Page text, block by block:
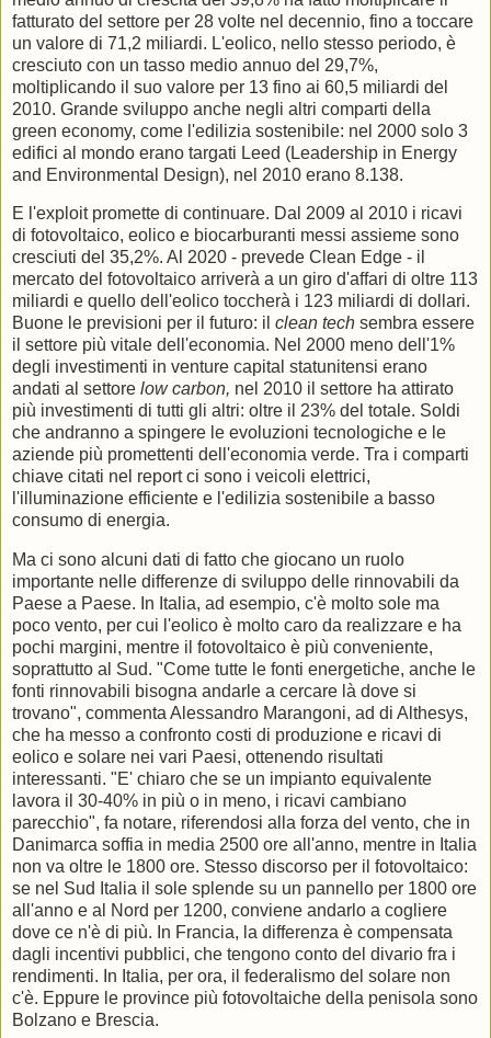
fatturato del settore per 28 volte nel decennio, fino a toccare
un valore di 71,2 miliardi. L'eolico, nello stesso periodo, è
cresciuto con un tasso medio annuo del 29,7%,
moltiplicando il suo valore per 13 fino ai 60,5 miliardi del
2010. Grande sviluppo anche negli altri comparti della
green economy, come l'edilizia sostenibile: nel 2000 solo 3
edifici al mondo erano targati Leed (Leadership in Energy
and Environmental Design), nel 2010 erano 8.138.
E l'exploit promette di continuare. Dal 2009 al 2010 i ricavi
di fotovoltaico, eolico e biocarburanti messi assieme sono
cresciuti del 35,2%. Al 2020 - prevede Clean Edge - il
mercato del fotovoltaico arriverà a un giro d'affari di oltre 113
miliardi e quello dell'eolico toccherà i 123 miliardi di dollari.
Buone le previsioni per il futuro: il clean tech sembra essere
il settore più vitale dell'economia. Nel 2000 meno dell'1%
degli investimenti in venture capital statunitensi erano
andati al settore low carbon, nel 2010 il settore ha attirato
più investimenti di tutti gli altri: oltre il 23% del totale. Soldi
che andranno a spingere le evoluzioni tecnologiche e le
aziende più promettenti dell'economia verde. Tra i comparti
chiave citati nel report ci sono i veicoli elettrici,
l'illuminazione efficiente e l'edilizia sostenibile a basso
consumo di energia.
Ma ci sono alcuni dati di fatto che giocano un ruolo
importante nelle differenze di sviluppo delle rinnovabili da
Paese a Paese. In Italia, ad esempio, c'è molto sole ma
poco vento, per cui l'eolico è molto caro da realizzare e ha
pochi margini, mentre il fotovoltaico è più conveniente,
soprattutto al Sud. "Come tutte le fonti energetiche, anche le
fonti rinnovabili bisogna andarle a cercare là dove si
trovano", commenta Alessandro Marangoni, ad di Althesys,
che ha messo a confronto costi di produzione e ricavi di
eolico e solare nei vari Paesi, ottenendo risultati
interessanti. "E' chiaro che se un impianto equivalente
lavora il 30-40% in più o in meno, i ricavi cambiano
parecchio", fa notare, riferendosi alla forza del vento, che in
Danimarca soffia in media 2500 ore all'anno, mentre in Italia
non va oltre le 1800 ore. Stesso discorso per il fotovoltaico:
se nel Sud Italia il sole splende su un pannello per 1800 ore
all'anno e al Nord per 1200, conviene andarlo a cogliere
dove ce n'è di più. In Francia, la differenza è compensata
dagli incentivi pubblici, che tengono conto del divario fra i
rendimenti. In Italia, per ora, il federalismo del solare non
c'è. Eppure le province più fotovoltaiche della penisola sono
Bolzano e Brescia.